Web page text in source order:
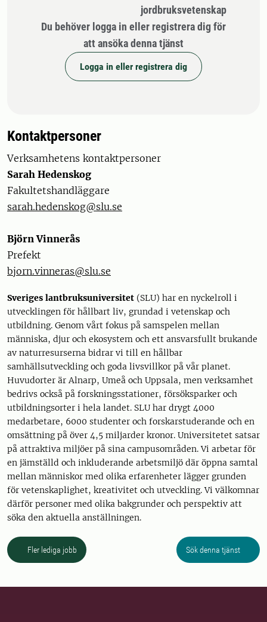
jordbruksvetenskap
Du behöver logga in eller registrera dig för
att ansöka denna tjänst
Logga in eller registrera dig
Kontaktpersoner
Verksamhetens kontaktpersoner
Sarah Hedenskog
Fakultetshandläggare
sarah.hedenskog@slu.se
Björn Vinnerås
Prefekt
bjorn.vinneras@slu.se
Sveriges lantbruksuniversitet (SLU) har en nyckelroll i
utvecklingen för hållbart liv, grundad i vetenskap och
utbildning. Genom vårt fokus på samspelen mellan
människa, djur och ekosystem och ett ansvarsfullt brukande
av naturresurserna bidrar vi till en hållbar
samhällsutveckling och goda livsvillkor på vår planet.
Huvudorter är Alnarp, Umeå och Uppsala, men verksamhet
bedrivs också på forskningsstationer, försöksparker och
utbildningsorter i hela landet. SLU har drygt 4000
medarbetare, 6000 studenter och forskarstuderande och en
omsättning på över 4,5 miljarder kronor. Universitetet satsar
på attraktiva miljöer på sina campusområden. Vi arbetar för
en jämställd och inkluderande arbetsmiljö där öppna samtal
mellan människor med olika erfarenheter lägger grunden
för vetenskaplighet, kreativitet och utveckling. Vi välkomnar
därför personer med olika bakgrunder och perspektiv att
söka den aktuella anställningen.
Fler lediga jobb Sök denna tjänst